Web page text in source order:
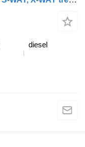
diesel